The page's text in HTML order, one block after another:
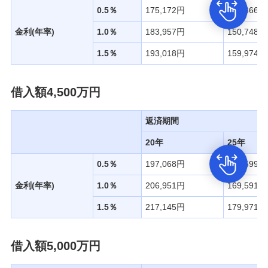
金利(年率)
0.5％ 175,172円 141,866円
1.0％ 183,957円 150,748円
1.5％ 193,018円 159,974円
借入額4,500万円
返済期間
20年 25年
金利(年率)
0.5％ 197,068円 159,599円
1.0％ 206,951円 169,591円
1.5％ 217,145円 179,971円
借入額5,000万円